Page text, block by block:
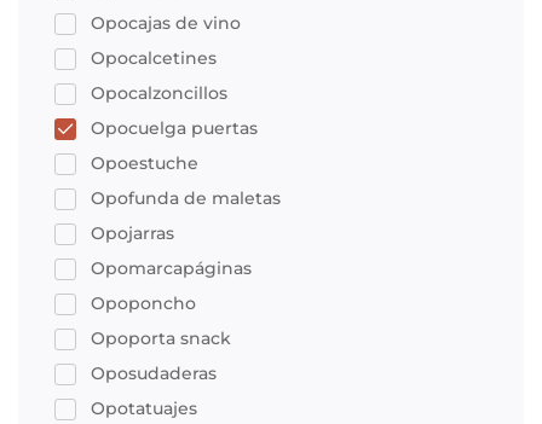
Opocajas de vino
Opocalcetines
Opocalzoncillos
Opocuelga puertas
Opoestuche
Opofunda de maletas
Opojarras
Opomarcapáginas
Opoponcho
Opoporta snack
Oposudaderas
Opotatuajes